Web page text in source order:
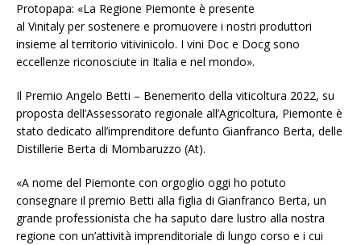
Protopapa: «La Regione Piemonte è presente
al Vinitaly per sostenere e promuovere i nostri produttori
insieme al territorio vitivinicolo. I vini Doc e Docg sono
eccellenze riconosciute in Italia e nel mondo».
Il Premio Angelo Betti – Benemerito della viticoltura 2022, su
proposta dell’Assessorato regionale all’Agricoltura, Piemonte è
stato dedicato all’imprenditore defunto Gianfranco Berta, delle
Distillerie Berta di Mombaruzzo (At).
«A nome del Piemonte con orgoglio oggi ho potuto
consegnare il premio Betti alla figlia di Gianfranco Berta, un
grande professionista che ha saputo dare lustro alla nostra
regione con un’attività imprenditoriale di lungo corso e i cui